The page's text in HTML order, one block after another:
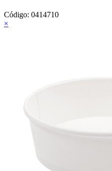
Código: 0414710
×